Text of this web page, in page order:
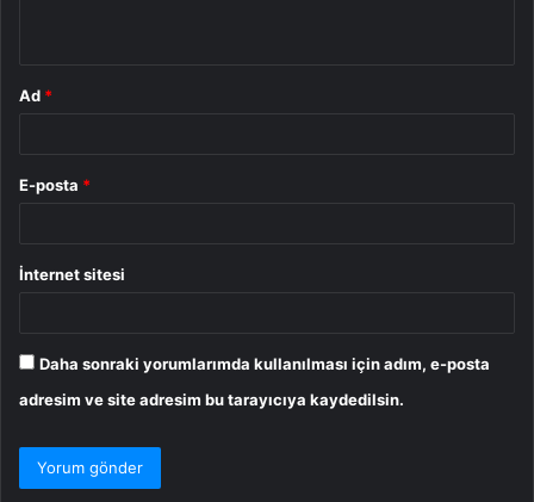
Ad *
E-posta *
İnternet sitesi
Daha sonraki yorumlarımda kullanılması için adım, e-posta
adresim ve site adresim bu tarayıcıya kaydedilsin.